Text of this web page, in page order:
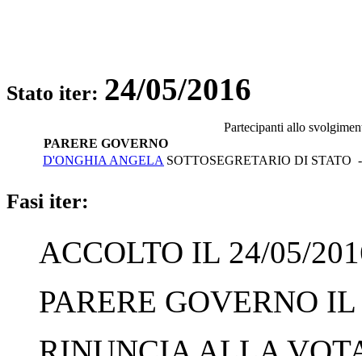
Stato iter: 24/05/2016
Partecipanti allo
PARERE GOVERNO
D'ONGHIA ANGELA SOTTOSEGRETARIO DI STATO
Fasi iter:
ACCOLTO IL 24/05/
PARERE GOVERNO